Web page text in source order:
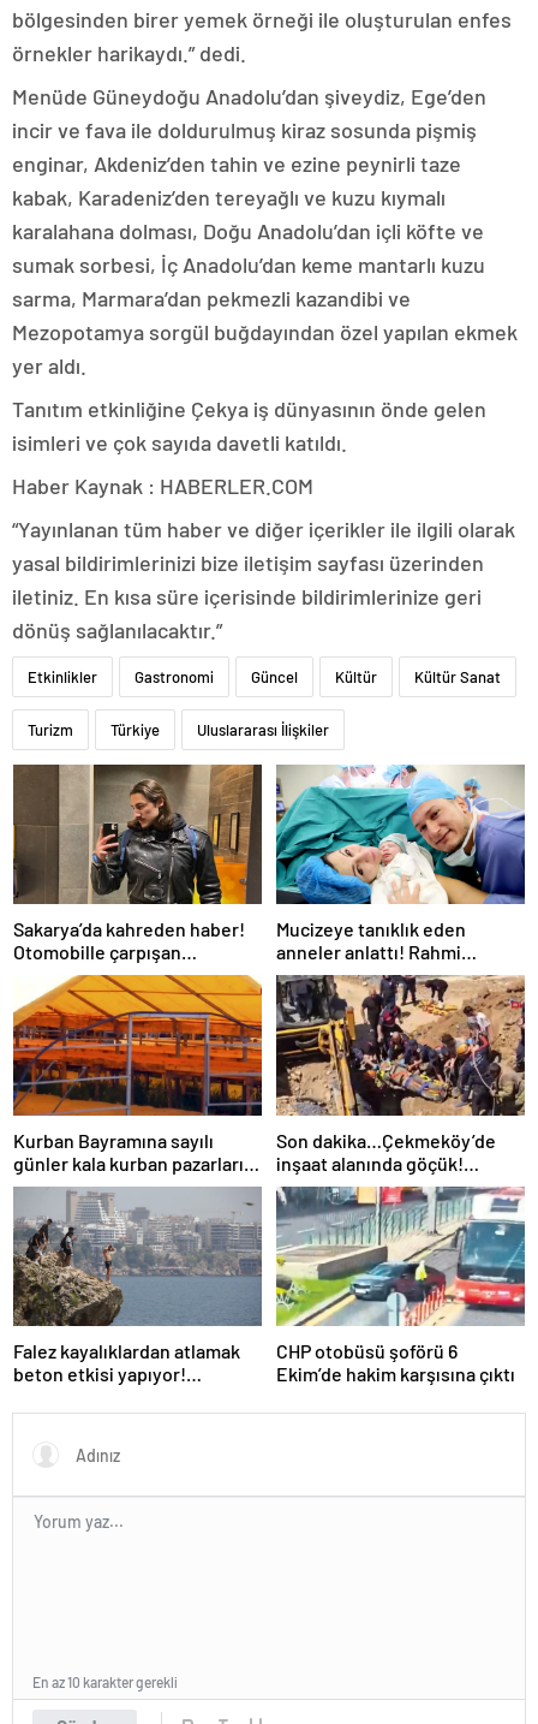
bölgesinden birer yemek örneği ile oluşturulan enfes
örnekler harikaydı.” dedi.
Menüde Güneydoğu Anadolu’dan şiveydiz, Ege’den
incir ve fava ile doldurulmuş kiraz sosunda pişmiş
enginar, Akdeniz’den tahin ve ezine peynirli taze
kabak, Karadeniz’den tereyağlı ve kuzu kıymalı
karalahana dolması, Doğu Anadolu’dan içli köfte ve
sumak sorbesi, İç Anadolu’dan keme mantarlı kuzu
sarma, Marmara’dan pekmezli kazandibi ve
Mezopotamya sorgül buğdayından özel yapılan ekmek
yer aldı.
Tanıtım etkinliğine Çekya iş dünyasının önde gelen
isimleri ve çok sayıda davetli katıldı.
Haber Kaynak : HABERLER.COM
“Yayınlanan tüm haber ve diğer içerikler ile ilgili olarak
yasal bildirimlerinizi bize iletişim sayfası üzerinden
iletiniz. En kısa süre içerisinde bildirimlerinize geri
dönüş sağlanılacaktır.”
Etkinlikler Gastronomi Güncel Kültür Kültür Sanat
Turizm Türkiye Uluslararası İlişkiler
Sakarya’da kahreden haber!
Otomobille çarpışan
motosikletin sürücüsü Salih
öldü!
Mucizeye tanıklık eden
anneler anlattı! Rahmi
alınacakken bebek sahibi
oldu!
Kurban Bayramına sayılı
günler kala kurban pazarları
da kurulmaya başlandı
Son dakika…Çekmeköy’de
inşaat alanında göçük!
Mahsur kalanlar var!
Falez kayalıklardan atlamak
beton etkisi yapıyor!
CHP otobüsü şoförü 6
Ekim’de hakim karşısına çıktı
En az 10 karakter gerekli